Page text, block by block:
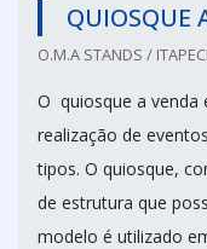
QUIOSQUE
O.M.A STANDS /
O quiosque a venda
realização de
tipos. O quiosque,
de estrutura que
modelo é utilizado